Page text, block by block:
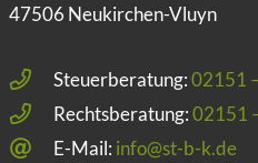
47506 Neukirchen-Vluyn
Steuerberatung:02151
Rechtsberatung:02151
E-Mail: info@st-b-k.de